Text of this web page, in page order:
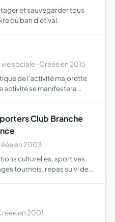
et sauvegarder tous
du ban d'étival.
sociale · Créée en 2015
de l'activité majorette
activité se manifestera
Club Branche
en 2003
culturelles, sportives,
tournois, repas suivi des
en 2001